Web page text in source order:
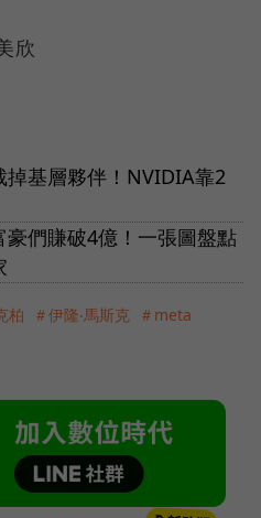
欣
基層夥伴！NVIDIA靠2
們賺破4億！一張圖盤點
柏 ＃伊隆‧馬斯克 ＃meta